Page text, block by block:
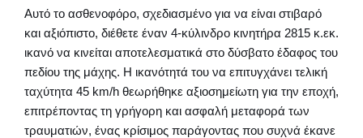
Αυτό το ασθενοφόρο, σχεδιασμένο για να είναι στιβαρό
και αξιόπιστο, διέθετε έναν 4-κύλινδρο κινητήρα 2815 κ.εκ.
ικανό να κινείται αποτελεσματικά στο δύσβατο έδαφος του
πεδίου της μάχης. Η ικανότητά του να επιτυγχάνει τελική
ταχύτητα 45 km/h θεωρήθηκε αξιοσημείωτη για την εποχή,
επιτρέποντας τη γρήγορη και ασφαλή μεταφορά των
τραυματιών, ένας κρίσιμος παράγοντας που συχνά έκανε